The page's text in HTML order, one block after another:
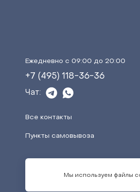
Ежедневно с 09:00 до 20:00
+7 (495) 118-36-36
Чат:
Все контакты
Пункты самовывоза
Мы используем файлы